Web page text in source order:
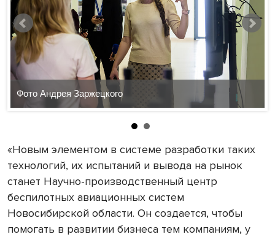
Фото Андрея Заржецкого
«Новым элементом в системе разработки таких
технологий, их испытаний и вывода на рынок
станет Научно-производственный центр
беспилотных авиационных систем
Новосибирской области. Он создается, чтобы
помогать в развитии бизнеса тем компаниям, у